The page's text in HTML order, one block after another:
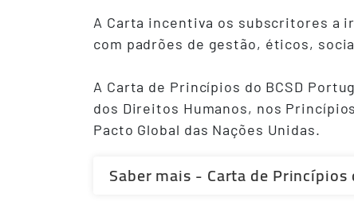
A Carta incentiva os subscritores a
com padrões de gestão, éticos,
A Carta de Princípios do BCSD
dos Direitos Humanos, nos
Pacto Global das Nações Unidas.
Saber mais - Carta de Princípios